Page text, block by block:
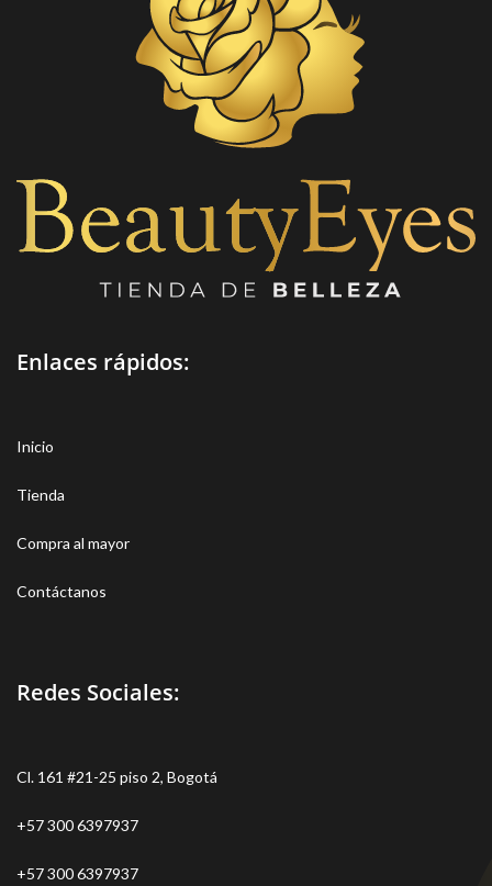
Enlaces rápidos:
Inicio
Tienda
Compra al mayor
Contáctanos
Redes Sociales:
Cl. 161 #21-25 piso 2, Bogotá
+57 300 6397937
+57 300 6397937